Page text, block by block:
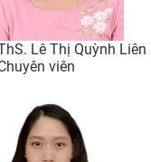
Lê Thị Quỳnh Liên
viên